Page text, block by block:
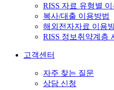
RISS 자료 유형별
복사/대출 이용방법
해외전자자료 이용
RISS 정보취약계층
고객센터
자주 찾는 질문
상담 신청